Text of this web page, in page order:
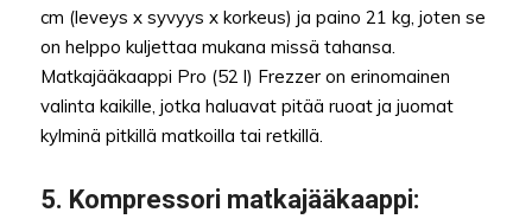
cm (leveys x syvyys x korkeus) ja paino 21 kg, joten se
on helppo kuljettaa mukana missä tahansa.
Matkajääkaappi Pro (52 l) Frezzer on erinomainen
valinta kaikille, jotka haluavat pitää ruoat ja juomat
kylminä pitkillä matkoilla tai retkillä.
5. Kompressori matkajääkaappi: